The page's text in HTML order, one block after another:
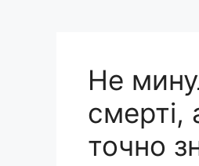
Не
смерті,
точно